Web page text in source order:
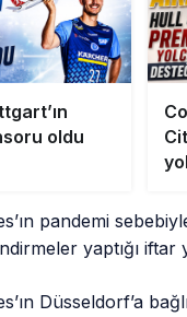
oldu
pandemi
yaptığı
Düsseldorf’a